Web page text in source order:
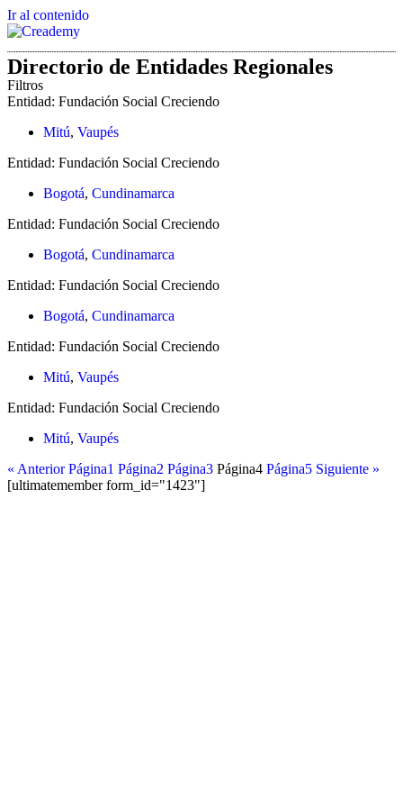
Ir al contenido
Directorio de Entidades Regionales
Filtros
Entidad: Fundación Social Creciendo
Mitú, Vaupés
Entidad: Fundación Social Creciendo
Bogotá, Cundinamarca
Entidad: Fundación Social Creciendo
Bogotá, Cundinamarca
Entidad: Fundación Social Creciendo
Bogotá, Cundinamarca
Entidad: Fundación Social Creciendo
Mitú, Vaupés
Entidad: Fundación Social Creciendo
Mitú, Vaupés
« Anterior Página1 Página2 Página3 Página4 Página5 Siguiente »
[ultimatemember form_id="1423"]